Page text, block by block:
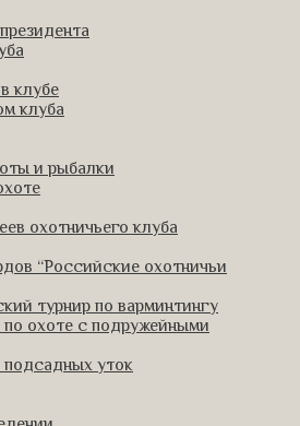
клубе
клуба
и рыбалки
охотничьего клуба
“Российские охотничьи
турнир по варминтингу
по охоте с подружейными
подсадных уток